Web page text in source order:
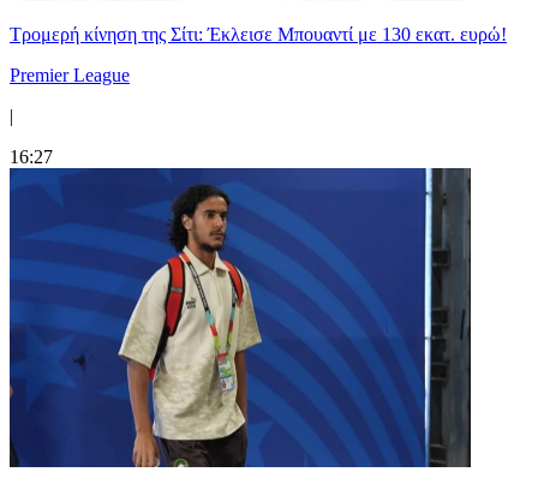
Τρομερή κίνηση της Σίτι: Έκλεισε Μπουαντί με 130 εκατ. ευρώ!
Premier League
|
16:27